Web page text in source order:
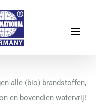
alle (bio) brandstoffen,
en bovendien watervrij!